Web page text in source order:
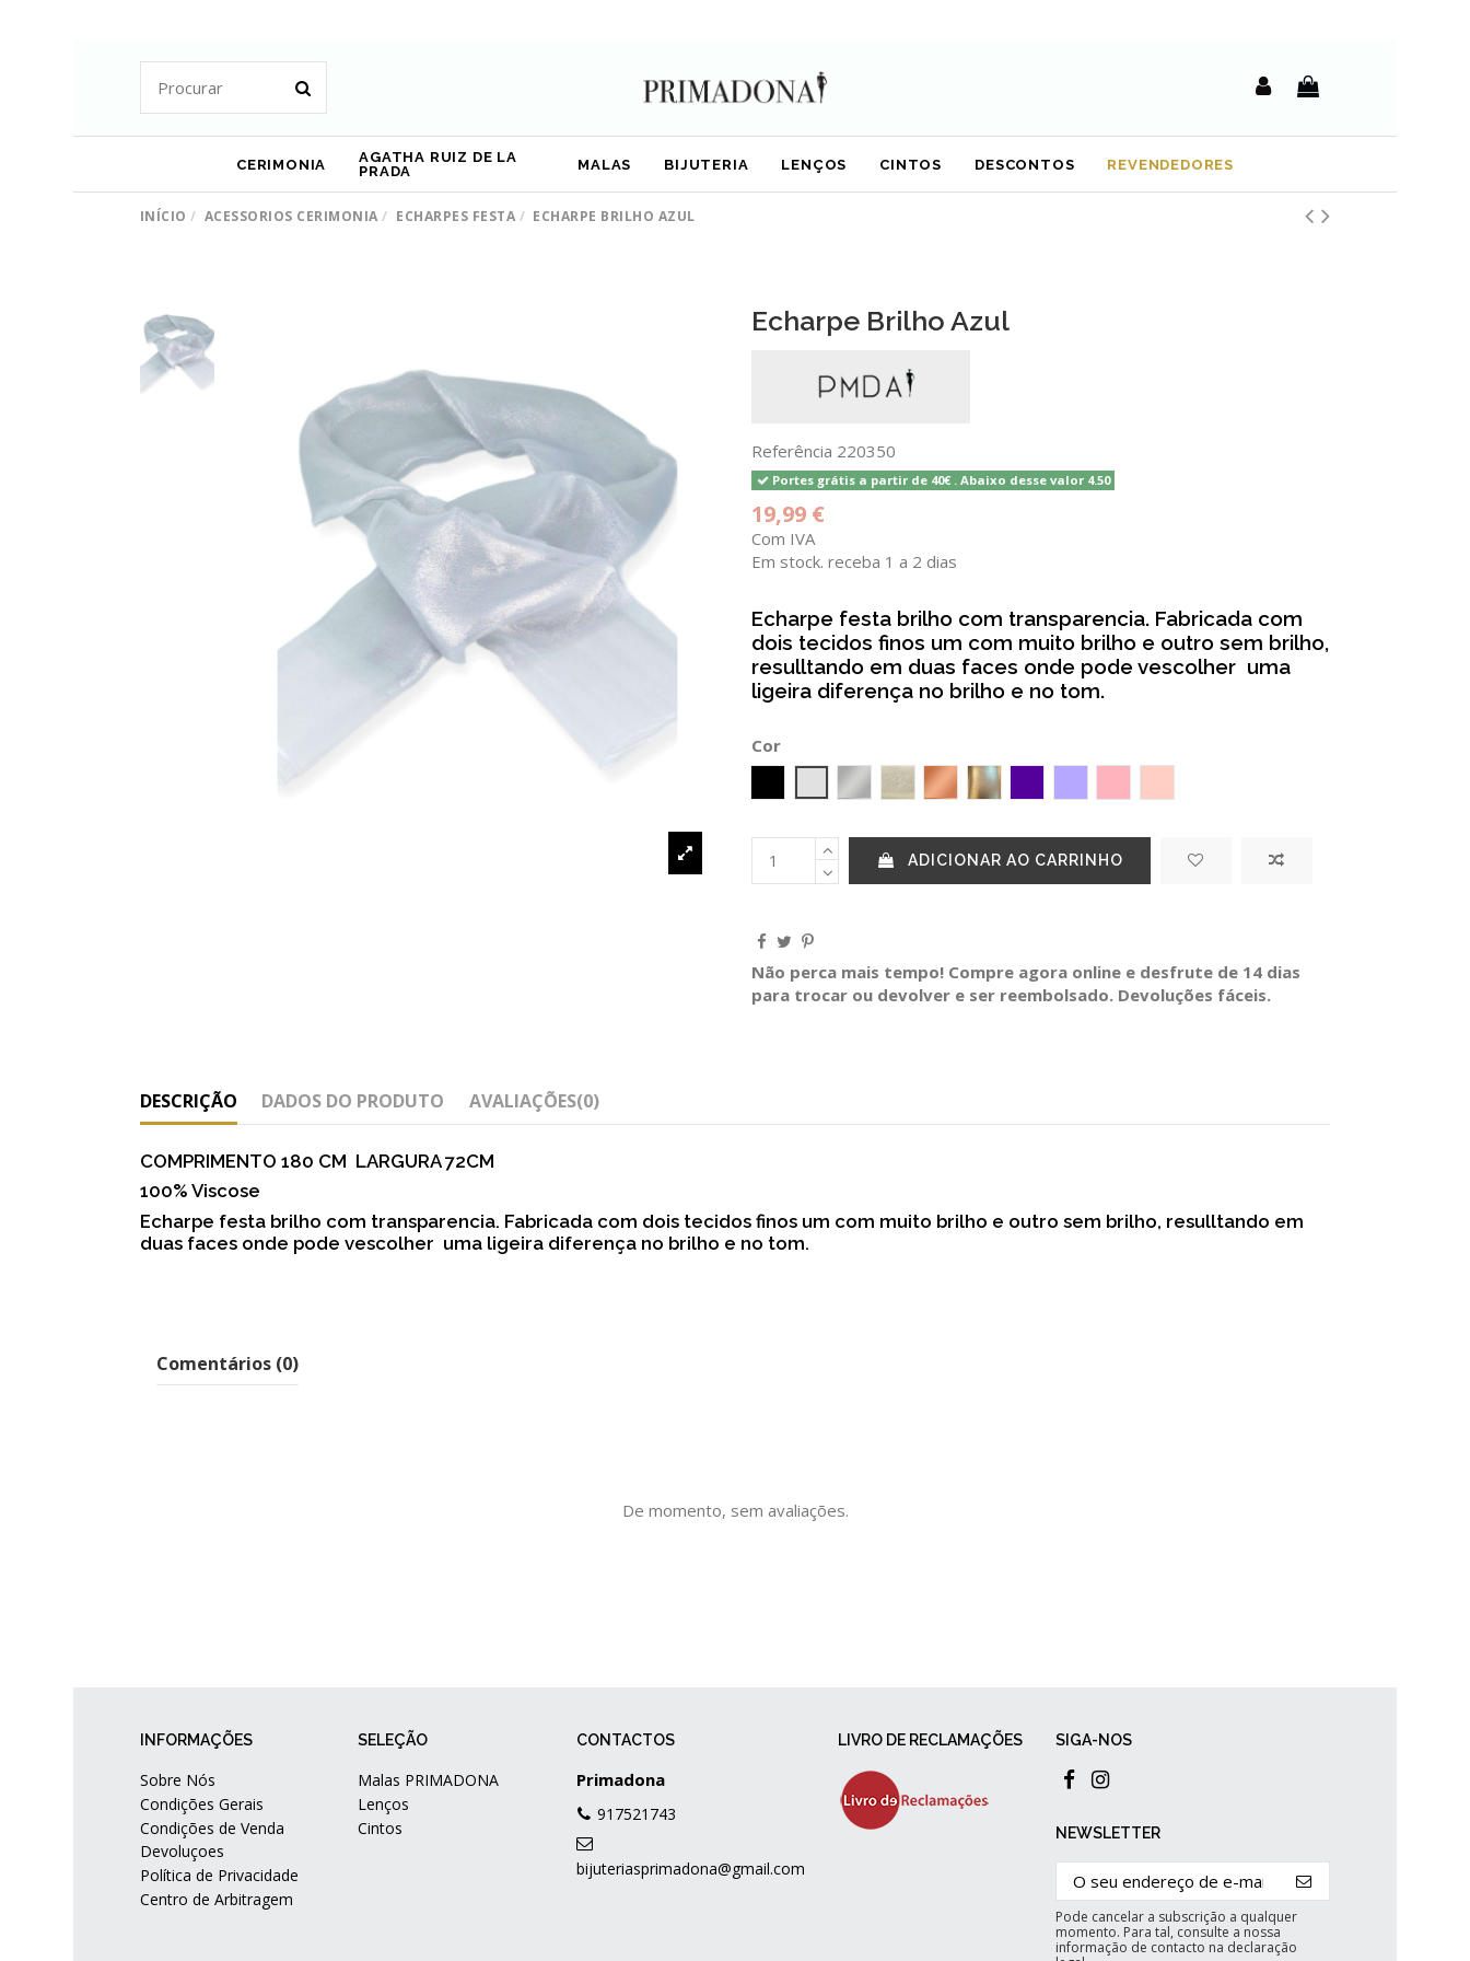
CERIMONIA
AGATHA RUIZ DE LA
PRADA
MALAS BIJUTERIA LENÇOS CINTOS DESCONTOS REVENDEDORES
INÍCIO ACESSORIOS CERIMONIA ECHARPES FESTA ECHARPE BRILHO AZUL
Echarpe Brilho Azul
Referência 220350
Portes grátis a partir de 40€ . Abaixo desse valor 4.50
19,99 €
Com IVA
Em stock. receba 1 a 2 dias
Echarpe festa brilho com transparencia. Fabricada com
dois tecidos finos um com muito brilho e outro sem brilho,
resulltando em duas faces onde pode vescolher uma
ligeira diferença no brilho e no tom.
Cor
Prateado Claro
PrateadoDouradoROSA GOLD
OURO
ADICIONAR AO CARRINHO
Não perca mais tempo! Compre agora online e desfrute de 14 dias
para trocar ou devolver e ser reembolsado. Devoluções fáceis.
DESCRIÇÃO DADOS DO PRODUTO AVALIAÇÕES(0)
COMPRIMENTO 180 CM LARGURA 72CM
100% Viscose
Echarpe festa brilho com transparencia. Fabricada com dois tecidos finos um com muito brilho e outro sem brilho, resulltando em
duas faces onde pode vescolher uma ligeira diferença no brilho e no tom.
Comentários (0)
De momento, sem avaliações.
INFORMAÇÕES
Sobre Nós
Condições Gerais
Condições de Venda
Devoluçoes
Política de Privacidade
Centro de Arbitragem
SELEÇÃO
Malas PRIMADONA
Lenços
Cintos
CONTACTOS
Primadona
917521743
bijuteriasprimadona@gmail.com
LIVRO DE RECLAMAÇÕES SIGA-NOS
NEWSLETTER
Pode cancelar a subscrição a qualquer
momento. Para tal, consulte a nossa
informação de contacto na declaração